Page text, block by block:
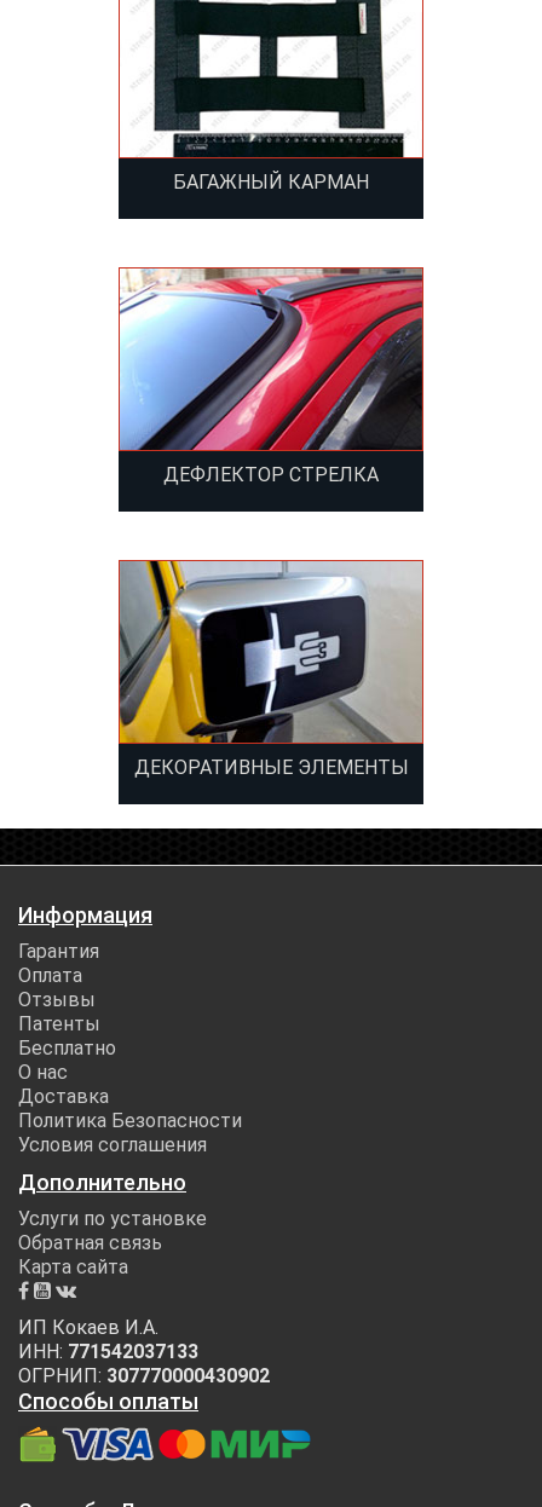
БАГАЖНЫЙ КАРМАН
ДЕФЛЕКТОР СТРЕЛКА
ДЕКОРАТИВНЫЕ ЭЛЕМЕНТЫ
Информация
Гарантия
Оплата
Отзывы
Патенты
Бесплатно
О нас
Доставка
Политика Безопасности
Условия соглашения
Дополнительно
Услуги по установке
Обратная связь
Карта сайта
ИП Кокаев И.А.
ИНН: 771542037133
ОГРНИП: 307770000430902
Способы оплаты